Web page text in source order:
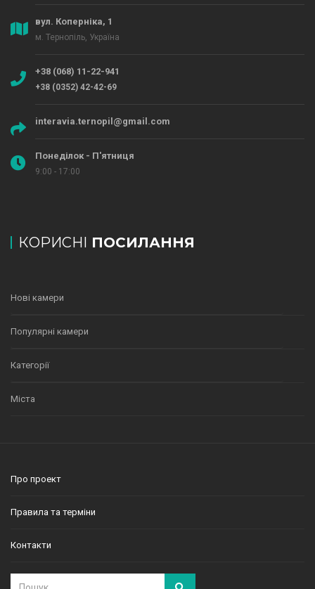
вул. Коперніка, 1
м. Тернопіль, Україна
+38 (068) 11-22-941
+38 (0352) 42-42-69
interavia.ternopil@gmail.com
Понеділок - П'ятниця
9:00 - 17:00
КОРИСНІ ПОСИЛАННЯ
Нові камери
Популярні камери
Категорії
Міста
Про проект
Правила та терміни
Контакти